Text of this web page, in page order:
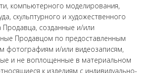
компьютерного моделирования,
скульптурного и художественного
Продавца, созданные и/или
Продавцом по предоставленным
фотографиям и/или видеозаписям,
и не воплощенные в материальном
к изделиям с индивидуально-